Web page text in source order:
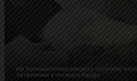
На Хмельниччині викрито потужну
затримано учасників банди